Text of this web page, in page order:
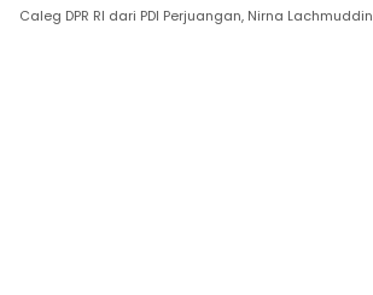
Caleg DPR RI dari PDI Perjuangan, Nirna Lachmuddin